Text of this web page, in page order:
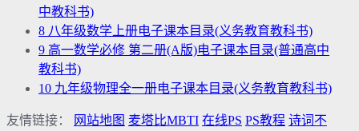
中教科书)
8 八年级数学上册电子课本目录(义务教育教科书)
9 高一数学必修 第二册(A版)电子课本目录(普通高中
教科书)
10 九年级物理全一册电子课本目录(义务教育教科书)
友情链接： 网站地图 麦塔比MBTI 在线PS PS教程 诗词不